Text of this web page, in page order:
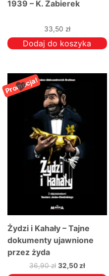
1939 – K. Żabierek
33,50 zł
Dodaj do koszyka
Promocja!
Żydzi i Kahały – Tajne
dokumenty ujawnione
przez żyda
ochrzczonego Brafmana
36,90zł Pierwotna
32,50 złAktualna